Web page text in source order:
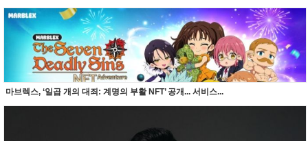
마브렉스, ‘일곱 개의 대죄: 계명의 부활 NFT’ 공개... 서비스...